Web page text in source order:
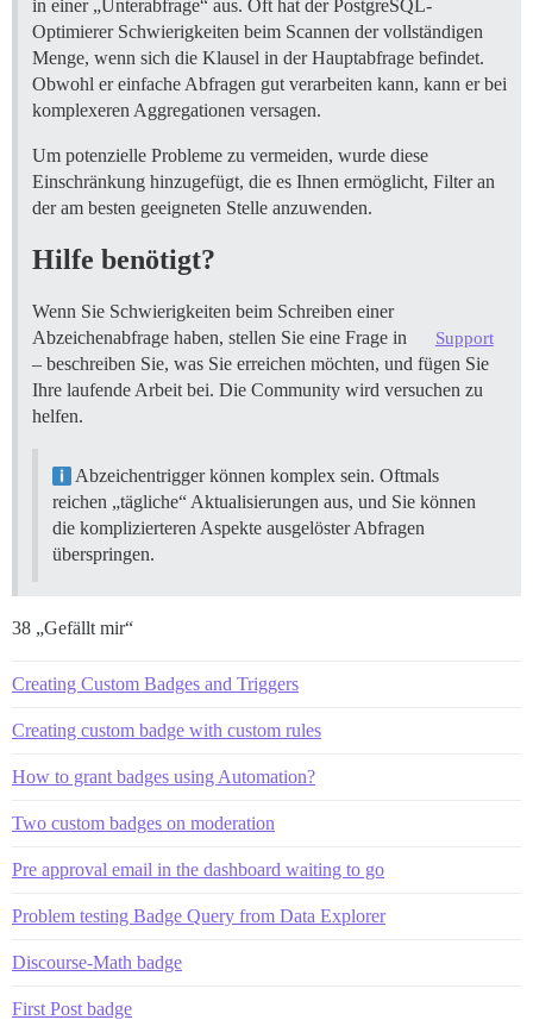
in einer „Unterabfrage“ aus. Oft hat der PostgreSQL-
Optimierer Schwierigkeiten beim Scannen der vollständigen
Menge, wenn sich die Klausel in der Hauptabfrage befindet.
Obwohl er einfache Abfragen gut verarbeiten kann, kann er bei
komplexeren Aggregationen versagen.
Um potenzielle Probleme zu vermeiden, wurde diese
Einschränkung hinzugefügt, die es Ihnen ermöglicht, Filter an
der am besten geeigneten Stelle anzuwenden.
Hilfe benötigt?
Wenn Sie Schwierigkeiten beim Schreiben einer
Abzeichenabfrage haben, stellen Sie eine Frage in
Support
– beschreiben Sie, was Sie erreichen möchten, und fügen Sie
Ihre laufende Arbeit bei. Die Community wird versuchen zu
helfen.
Abzeichentrigger können komplex sein. Oftmals
reichen „tägliche“ Aktualisierungen aus, und Sie können
die komplizierteren Aspekte ausgelöster Abfragen
überspringen.
38 „Gefällt mir“
Creating Custom Badges and Triggers
Creating custom badge with custom rules
How to grant badges using Automation?
Two custom badges on moderation
Pre approval email in the dashboard waiting to go
Problem testing Badge Query from Data Explorer
Discourse-Math badge
First Post badge